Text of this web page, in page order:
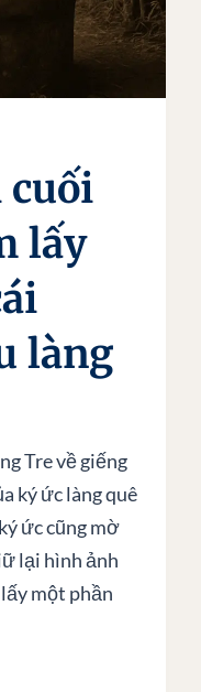
cuối
lấy
làng
Tre về giếng
ký ức làng quê
ức cũng mờ
lại hình ảnh
một phần